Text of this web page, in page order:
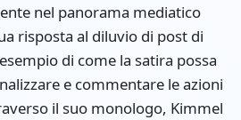
nel panorama mediatico
risposta al diluvio di post di
di come la satira possa
e commentare le azioni
il suo monologo, Kimmel